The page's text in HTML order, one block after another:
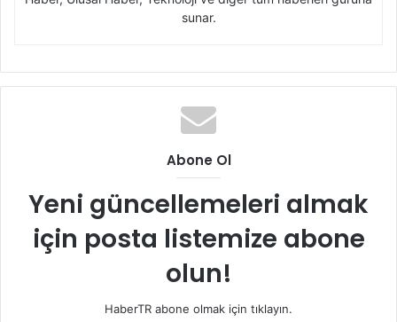
sunar.
Abone Ol
Yeni güncellemeleri almak
için posta listemize abone
olun!
HaberTR abone olmak için tıklayın.